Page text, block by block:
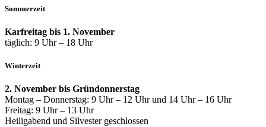
Sommerzeit
Karfreitag bis 1. November
täglich: 9 Uhr – 18 Uhr
Winterzeit
2. November bis Gründonnerstag
Montag – Donnerstag: 9 Uhr – 12 Uhr und 14 Uhr – 16 Uhr
Freitag: 9 Uhr – 13 Uhr
Heiligabend und Silvester geschlossen